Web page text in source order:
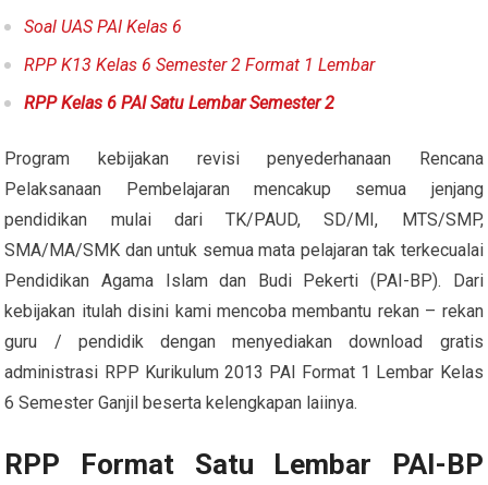
Soal UAS PAI Kelas 6
RPP K13 Kelas 6 Semester 2 Format 1 Lembar
RPP Kelas 6 PAI Satu Lembar Semester 2
Program kebijakan revisi penyederhanaan Rencana
Pelaksanaan Pembelajaran mencakup semua jenjang
pendidikan mulai dari TK/PAUD, SD/MI, MTS/SMP,
SMA/MA/SMK dan untuk semua mata pelajaran tak terkecualai
Pendidikan Agama Islam dan Budi Pekerti (PAI-BP). Dari
kebijakan itulah disini kami mencoba membantu rekan – rekan
guru / pendidik dengan menyediakan download gratis
administrasi RPP Kurikulum 2013 PAI Format 1 Lembar Kelas
6 Semester Ganjil beserta kelengkapan laiinya.
RPP Format Satu Lembar PAI-BP